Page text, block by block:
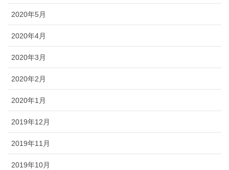
2020年5月
2020年4月
2020年3月
2020年2月
2020年1月
2019年12月
2019年11月
2019年10月